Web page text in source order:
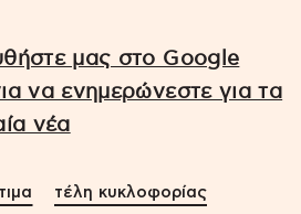
μας στο Google
να ενημερώνεστε για τα
νέα
τέλη κυκλοφορίας